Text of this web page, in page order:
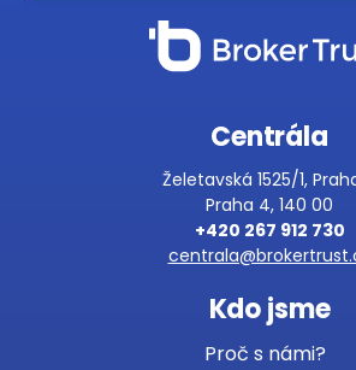
Centrála
Želetavská 1525/1,
Praha 4, 140 00
+420 267 912 730
Kdo jsme
Proč s námi?